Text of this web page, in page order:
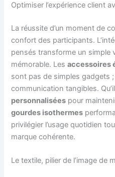
Optimiser l’expérience client
La réussite d’un moment de
confort des participants.
pensés transforme un simple
mémorable. Lesaccessoires
sont pas de simples gadgets
communication tangibles.
personnalisées pour
gourdes isothermes
privilégier l’usage quotidien
marque cohérente.
Le textile, pilier de l’image de